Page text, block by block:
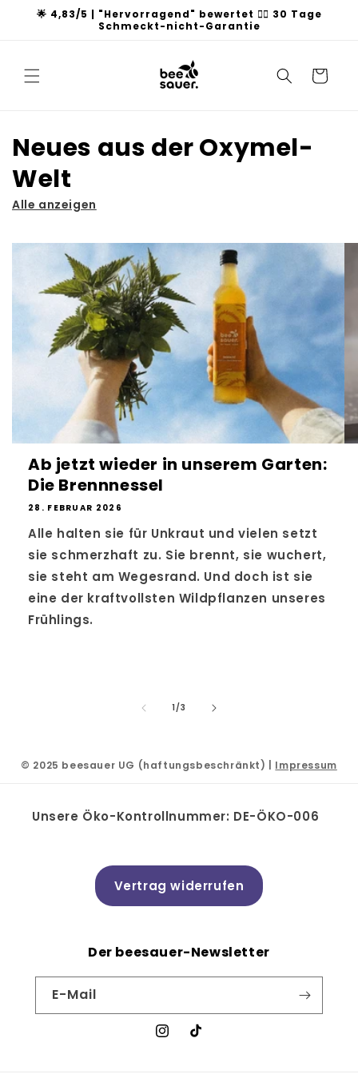
zum
🌟 4,83/5 | "Hervorragend" bewertet 👍🏻 30 Tage
Schmeckt-nicht-Garantie
Warenkorb
Neues aus der Oxymel-
Welt
Alle anzeigen
Ab jetzt wieder in unserem Garten:
Die Brennnessel
28. FEBRUAR 2026
Alle halten sie für Unkraut und vielen setzt
sie schmerzhaft zu. Sie brennt, sie wuchert,
sie steht am Wegesrand. Und doch ist sie
eine der kraftvollsten Wildpflanzen unseres
Frühlings.
1/von
3
© 2025 beesauer UG (haftungsbeschränkt) | Impressum
Unsere Öko-Kontrollnummer: DE-ÖKO-006
Vertrag widerrufen
Der beesauer-Newsletter
E-Mail
Instagram
TikTok